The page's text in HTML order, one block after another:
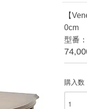
【
0cm
型番
購入数